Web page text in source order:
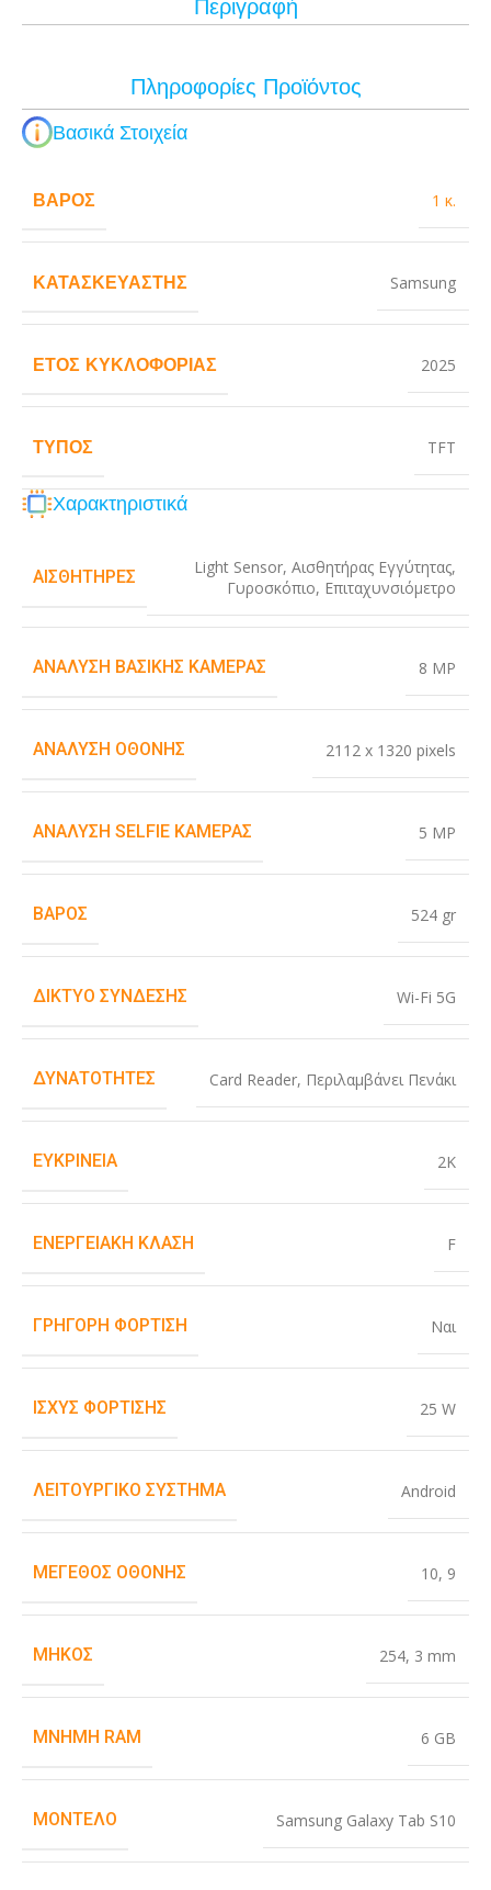
Περιγραφή
Πληροφορίες Προϊόντος
Βασικά Στοιχεία
ΒΆΡΟΣ 1 κ.
ΚΑΤΑΣΚΕΥΑΣΤΉΣ Samsung
ΈΤΟΣ ΚΥΚΛΟΦΟΡΊΑΣ 2025
ΤΎΠΟΣ TFT
Χαρακτηριστικά
ΑΙΣΘΗΤΉΡΕΣ Light Sensor, Αισθητήρας Εγγύτητας,
Γυροσκόπιο, Επιταχυνσιόμετρο
ΑΝΆΛΥΣΗ ΒΑΣΙΚΉΣ ΚΆΜΕΡΑΣ 8 MP
ΑΝΆΛΥΣΗ ΟΘΌΝΗΣ 2112 x 1320 pixels
ΑΝΆΛΥΣΗ SELFIE ΚΆΜΕΡΑΣ 5 MP
ΒΆΡΟΣ 524 gr
ΔΊΚΤΥΟ ΣΎΝΔΕΣΗΣ Wi-Fi 5G
ΔΥΝΑΤΌΤΗΤΕΣ Card Reader, Περιλαμβάνει Πενάκι
ΕΥΚΡΊΝΕΙΑ 2K
ΕΝΕΡΓΕΙΑΚΉ ΚΛΆΣΗ F
ΓΡΉΓΟΡΗ ΦΌΡΤΙΣΗ Ναι
ΙΣΧΎΣ ΦΌΡΤΙΣΗΣ 25 W
ΛΕΙΤΟΥΡΓΙΚΌ ΣΎΣΤΗΜΑ Android
ΜΈΓΕΘΟΣ ΟΘΌΝΗΣ 10, 9
ΜΉΚΟΣ 254, 3 mm
ΜΝΉΜΗ RAM 6 GB
ΜΟΝΤΈΛΟ Samsung Galaxy Tab S10